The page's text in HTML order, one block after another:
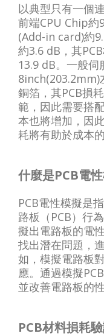
以典型只有一個
前端CPU Chip約
(Add-in card)約
約3.6 dB，其
13.9 dB。一般伺
8inch(203.2mm)
銅箔，其PCB損
範，因此需要搭
本也將增加，因
耗將有助於成本的
什麼是PCB電
PCB電性模擬是
路板（PCB）行
擬出電路板的電
找出潛在問題，
如，模擬電路板
應。通過模擬
並改善電路板的
PCB材料損耗